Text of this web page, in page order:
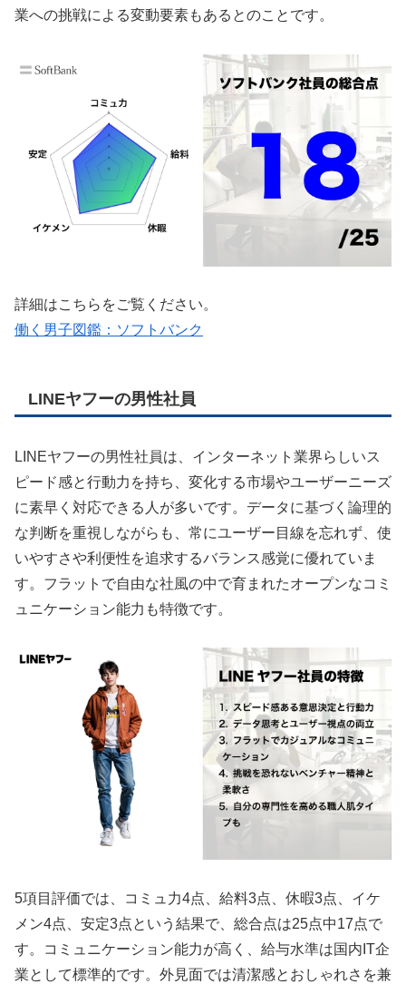
業への挑戦による変動要素もあるとのことです。
詳細はこちらをご覧ください。
働く男子図鑑：ソフトバンク
LINEヤフーの男性社員
LINEヤフーの男性社員は、インターネット業界らしいス
ピード感と行動力を持ち、変化する市場やユーザーニーズ
に素早く対応できる人が多いです。データに基づく論理的
な判断を重視しながらも、常にユーザー目線を忘れず、使
いやすさや利便性を追求するバランス感覚に優れていま
す。フラットで自由な社風の中で育まれたオープンなコミ
ュニケーション能力も特徴です。
5項目評価では、コミュ力4点、給料3点、休暇3点、イケ
メン4点、安定3点という結果で、総合点は25点中17点で
す。コミュニケーション能力が高く、給与水準は国内IT企
業として標準的です。外見面では清潔感とおしゃれさを兼